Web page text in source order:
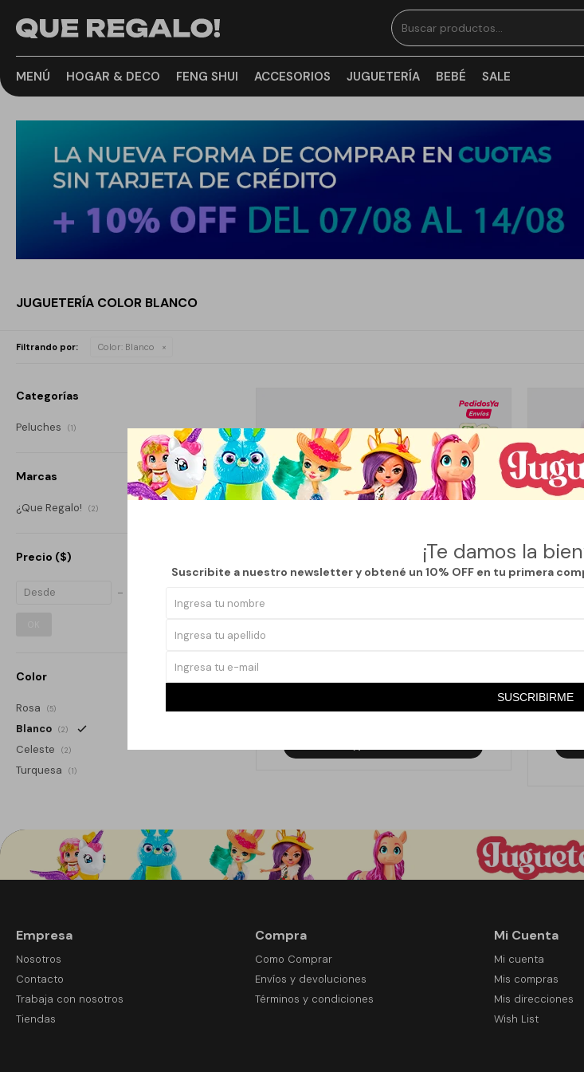
¡Te damos la
Suscribite a nuestro newsletter y obtené un 10% OFF en tu primera
SUSCRIBIRME
MENÚ HOGAR & DECO FENG SHUI ACCESORIOS JUGUETERÍA BEBÉ SALE
JUGUETERÍA COLOR BLANCO
Filtrando por: Color: Blanco
ALMOHADÓN CHICO CORAZÓN - BLANCO
Categorías
Peluches (1)
Marcas
¿Que Regalo! (2)
Precio ($)
Color
Rosa (5)
Blanco (2)
Celeste (2)
Turquesa (1)
Empresa
Nosotros
Contacto
Trabaja con nosotros
Tiendas
Compra
Como Comprar
Envíos y devoluciones
Términos y condiciones
Mi Cuenta
Mi cuenta
Mis compras
Mis direcciones
Wish List